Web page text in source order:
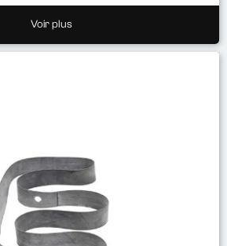
Voir plus